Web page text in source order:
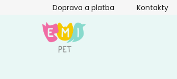
Doprava a platba Kontakty